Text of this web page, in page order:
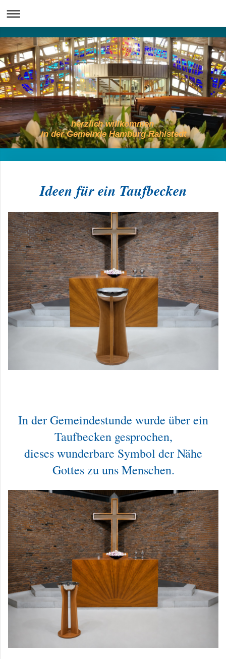
herzlich willkommen
in der Gemeinde Hamburg Rahlstedt
Ideen für ein Taufbecken
In der Gemeindestunde wurde über ein
Taufbecken gesprochen,
dieses wunderbare Symbol der Nähe
Gottes zu uns Menschen.